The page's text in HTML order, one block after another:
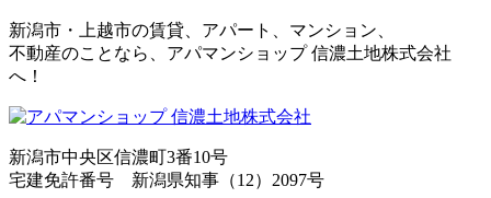
新潟市・上越市の賃貸、アパート、マンション、
不動産のことなら、アパマンショップ 信濃土地株式会社
へ！
新潟市中央区信濃町3番10号
宅建免許番号 新潟県知事（12）2097号